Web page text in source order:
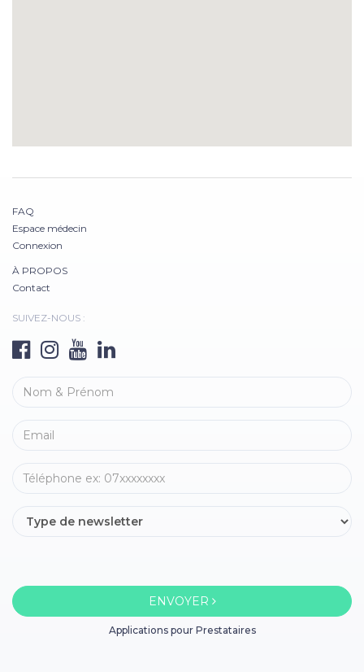
FAQ
Espace médecin
Connexion
À PROPOS
Contact
SUIVEZ-NOUS :
ENVOYER
Applications pour Prestataires